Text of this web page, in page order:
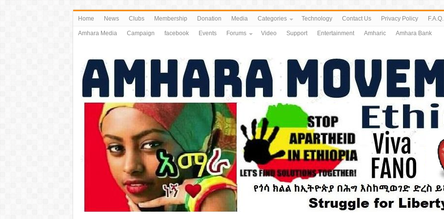
Home News Clubs Membership Donation Media Categories Technology Contact Us Privacy Policy F.A.Q.
Amhara Media Campaign facebook Events Forums Video Support Entertainment Amharic Amhara Bank